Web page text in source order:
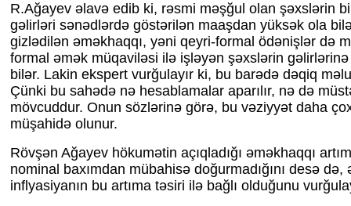
R.Ağayev əlavə edib ki, rəsmi məşğul olan şəxslərin
gəlirləri sənədlərdə göstərilən maaşdan yüksək ola
gizlədilən əməkhaqqı, yəni qeyri-formal ödənişlər də
formal əmək müqaviləsi ilə işləyən şəxslərin
bilər. Lakin ekspert vurğulayır ki, bu barədə dəqiq
Çünki bu sahədə nə hesablamalar aparılır, nə də
mövcuddur. Onun sözlərinə görə, bu vəziyyət daha
müşahidə olunur.
Rövşən Ağayev hökumətin açıqladığı əməkhaqqı
nominal baxımdan mübahisə doğurmadığını desə
inflyasiyanın bu artıma təsiri ilə bağlı olduğunu